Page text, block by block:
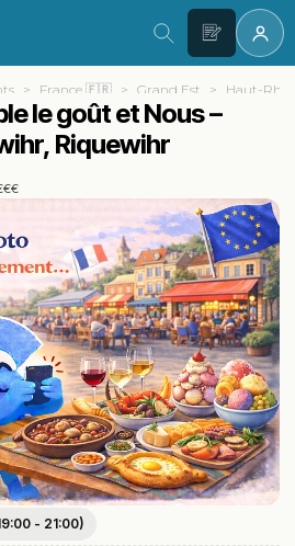
France 🇫🇷 Grand Est Haut-Rhin
le goût et Nous –
Riquewihr
- 21:00)